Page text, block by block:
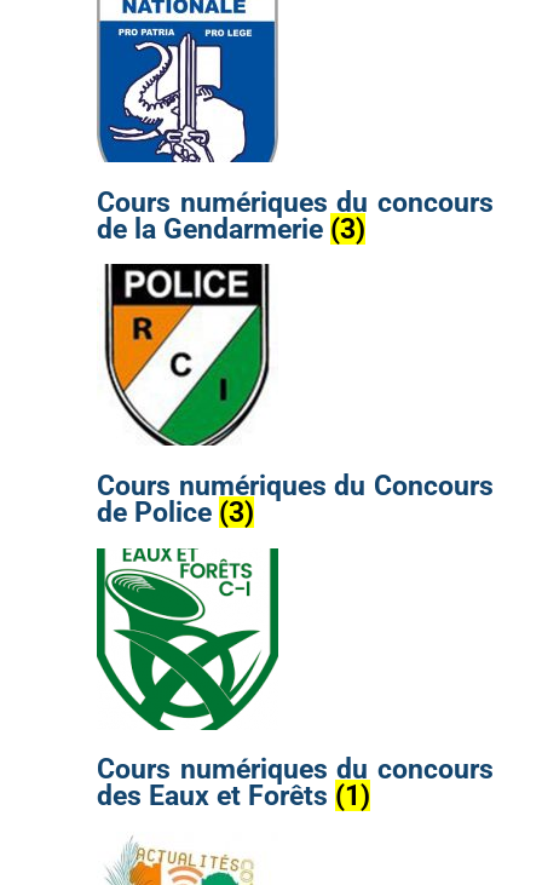
Cours numériques du concours
de la Gendarmerie (3)
Cours numériques du Concours
de Police (3)
Cours numériques du concours
des Eaux et Forêts (1)